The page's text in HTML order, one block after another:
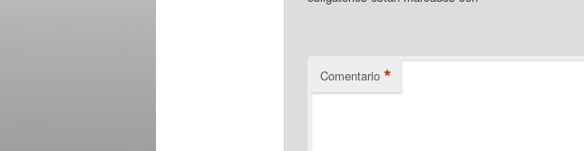
Comentario *